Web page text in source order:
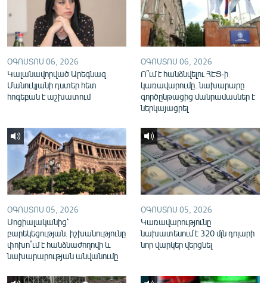
Русский
ՀԵՏԵՎԵՔ ՄԵԶ
ՕԳՈՍՏՈՍ 06, 2026
Կալանավորված Արեգնազ
Մանուկյանի դստեր հետ
հոգեբան է աշխատում
ՕԳՈՍՏՈՍ 06, 2026
Ո՞ւմ է հանձնվելու ՀԷՑ-ի
կառավարումը. նախարարը
գործընթացից մանրամասներ է
ներկայացրել
ՕԳՈՍՏՈՍ 05, 2026
Սոցիալականից՝
բարեկեցության. իշխանությունը
փոխո՞ւմ է հանձնաժողովի և
նախարարության անվանումը
ՕԳՈՍՏՈՍ 05, 2026
Կառավարությունը
նախատեսում է 320 մլն դոլարի
նոր վարկեր վերցնել